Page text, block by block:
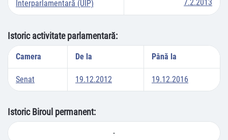
Interparlamentară (UIP) 7.2.2013
Istoric activitate parlamentară:
Camera De la Până la
Senat 19.12.2012 19.12.2016
Istoric Biroul permanent:
-